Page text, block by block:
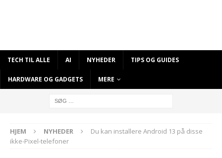
TECH TIL ALLE AI NYHEDER TIPS OG GUIDES
HARDWARE OG GADGETS MERE
HJEM NYHEDER
Du kan installere Android 13 på disse
ikke-Pixel-telefoner